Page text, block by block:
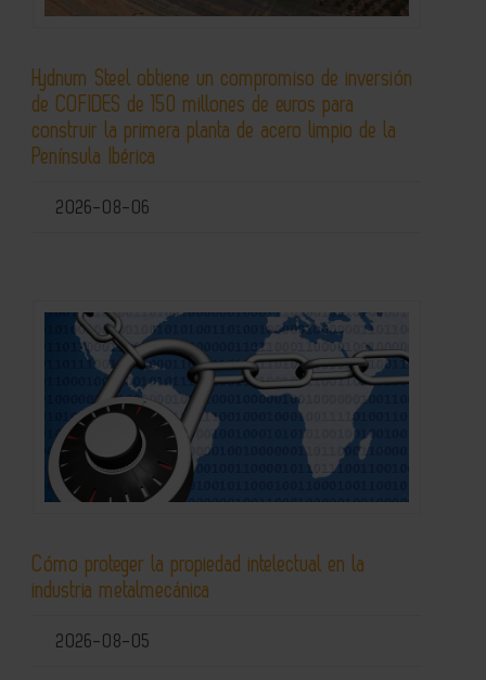
Hydnum Steel obtiene un compromiso de inversión
de COFIDES de 150 millones de euros para
construir la primera planta de acero limpio de la
Península Ibérica
2026-08-06
Cómo proteger la propiedad intelectual en la
industria metalmecánica
2026-08-05